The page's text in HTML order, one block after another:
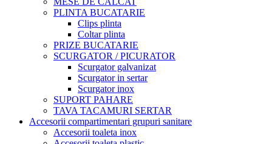
PLINTA BUCATARIE
Clips plinta
Coltar plinta
PRIZE BUCATARIE
SCURGATOR / PICURATOR
Scurgator galvanizat
Scurgator in sertar
Scurgator inox
SUPORT PAHARE
TAVA TACAMURI SERTAR
Accesorii compartimentari grupuri sanitare
Accesorii toaleta inox